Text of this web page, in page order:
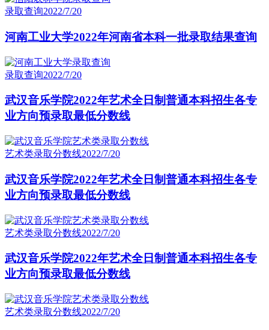
录取查询2022/7/20
河南工业大学2022年河南省本科一批录取结果查询
录取查询2022/7/20
武汉音乐学院2022年艺术全日制普通本科招生各专
业方向预录取最低分数线
艺术类录取分数线2022/7/20
武汉音乐学院2022年艺术全日制普通本科招生各专
业方向预录取最低分数线
艺术类录取分数线2022/7/20
武汉音乐学院2022年艺术全日制普通本科招生各专
业方向预录取最低分数线
艺术类录取分数线2022/7/20